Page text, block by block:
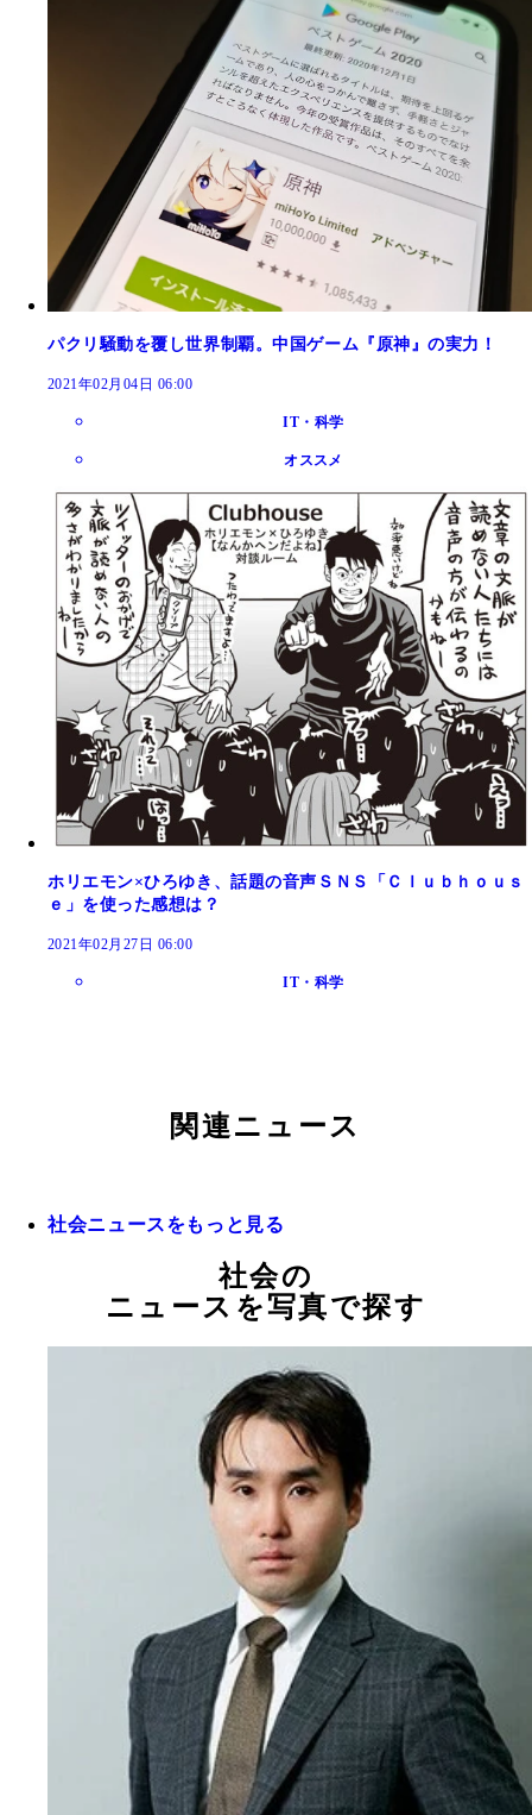
パクリ騒動を覆し世界制覇。中国ゲーム『原神』の実力！
2021年02月04日 06:00
IT・科学
オススメ
ホリエモン×ひろゆき、話題の音声ＳＮＳ「Ｃｌｕｂｈｏｕｓ
ｅ」を使った感想は？
2021年02月27日 06:00
IT・科学
関連ニュース
社会ニュースをもっと見る
社会の
ニュースを写真で探す